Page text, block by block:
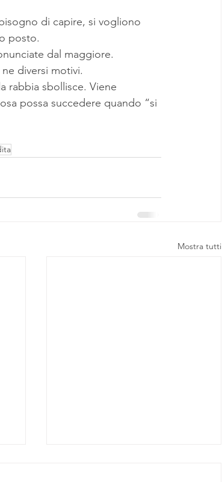
di capire, si vogliono
posto.
dal maggiore.
diversi motivi.
rabbia sbollisce. Viene
possa succedere quando “si
Mostra tutti